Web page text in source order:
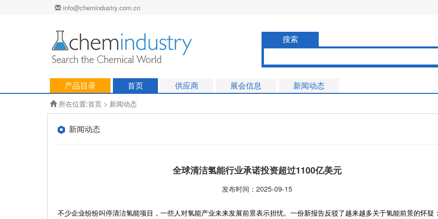
info@chemindustry.com.cn
搜索
产品目录 首页 供应商 展会信息 新闻动态
所在位置:首页 > 新闻动态
新闻动态
全球清洁氢能行业承诺投资超过1100亿美元
发布时间：2025-09-15
不少企业纷纷叫停清洁氢能项目，一些人对氢能产业未来发展前景表示担忧。一份新报告反驳了越来越多关于氢能前景的怀疑